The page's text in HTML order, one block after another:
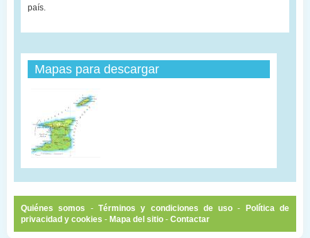
país.
Mapas para descargar
Quiénes somos - Términos y condiciones de uso -
Política de
privacidad y cookies - Mapa del sitio - Contactar